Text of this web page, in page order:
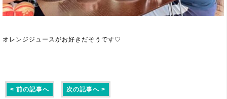
オレンジジュースがお好きだそうです♡
< 前の記事へ 次の記事へ >